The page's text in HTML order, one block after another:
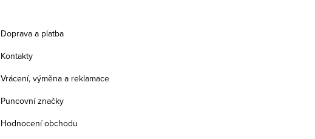
Doprava a platba
Kontakty
Vrácení, výměna a reklamace
Puncovní značky
Hodnocení obchodu